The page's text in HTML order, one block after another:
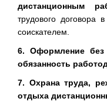
дистанционным
трудового договора
соискателем.
6. Оформление
обязанность
7. Охрана труда,
отдыха